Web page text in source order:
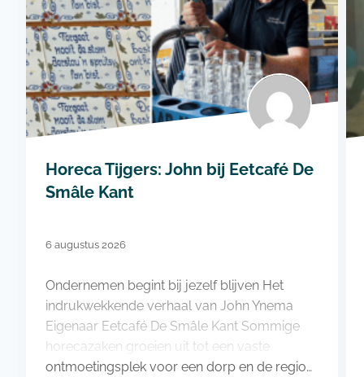
Horeca Tijgers: John bij Eetcafé De
Smâle Kant
6 augustus 2026
Ondernemen begint bij jezelf blijven Het
indrukwekkende verhaal van John Ynema
Eigenaar Eetcafé De Smâle Kant Sommige
horecazaken groeien uit tot een vaste
ontmoetingsplek voor een dorp en de regio…